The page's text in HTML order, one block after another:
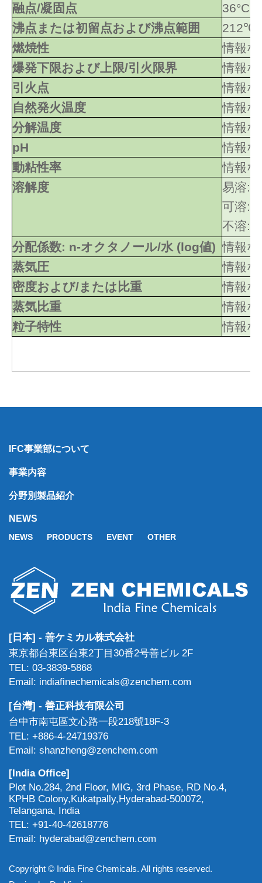
融点/凝固点
36°C(
沸点または初留点および沸点範囲
212℃
燃焼性
情報
爆発下限および上限/引火限界
情報
引火点
情報
自然発火温度
情報
分解温度
情報
pH
情報
動粘性率
情報
溶解度
易溶:
可溶:
不溶:
分配係数: n-オクタノール/水 (log値) 情報
蒸気圧
情報
密度および/または比重
情報
蒸気比重
情報
粒子特性
情報
IFC事業部について
事業内容
分野別製品紹介
NEWS
NEWS PRODUCTS EVENT OTHER
[日本] - 善ケミカル株式会社
東京都台東区台東2丁目30番2号善ビル 2F
TEL: 03-3839-5868
Email: indiafinechemicals@zenchem.com
[台灣] - 善正科技有限公司
台中市南屯區文心路一段218號18F-3
TEL: +886-4-24719376
Email: shanzheng@zenchem.com
[India Office]
Plot No.284, 2nd Floor, MIG, 3rd Phase, RD No.4,
KPHB Colony,Kukatpally,Hyderabad-500072,
Telangana, India
TEL: +91-40-42618776
Email: hyderabad@zenchem.com
Copyright © India Fine Chemicals. All rights reserved.